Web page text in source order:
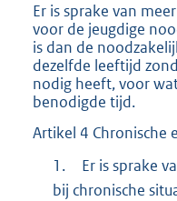
Er is sprake van
voor de jeugdige
is dan de
dezelfde leeftijd
nodig heeft, voor
benodigde tijd.
Artikel 4 Chronische
1.
Er is sprake
bij chronische